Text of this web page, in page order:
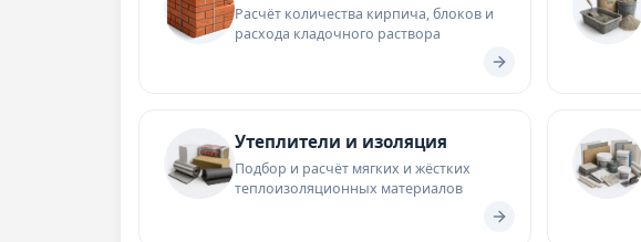
Расчёт количества кирпича, блоков и
расхода кладочного раствора
Утеплители и изоляция
Подбор и расчёт мягких и жёстких
теплоизоляционных материалов